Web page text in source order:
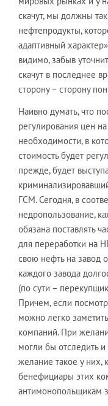
скачут, мы должны
нефтепродукты,
адаптивный
видимо, забыв
скачут в последнее
сторону – сторону
Наивно думать, что
регулирования цен
необходимости, в
стоимость будет
прежде, будет
ГСМ. Сегодня, в
недропользование,
обязана поставлять
для переработки на
свою нефть на завод
каждого завода
(по сути –
Причем, если
можно легко
компаний. При
могли бы отследить
желание такое у них,
бенефициары этих
антимонопольщикам